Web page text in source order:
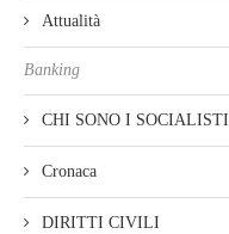
Attualità
Banking
CHI SONO I SOCIALISTI
Cronaca
DIRITTI CIVILI